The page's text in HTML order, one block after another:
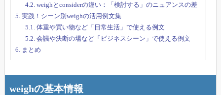
4.2. weighとconsiderの違い：「検討する」のニュアンスの差
5. 実践！シーン別weighの活用例文集
5.1. 体重や買い物など「日常生活」で使える例文
5.2. 会議や決断の場など「ビジネスシーン」で使える例文
6.
まとめ
weighの基本情報